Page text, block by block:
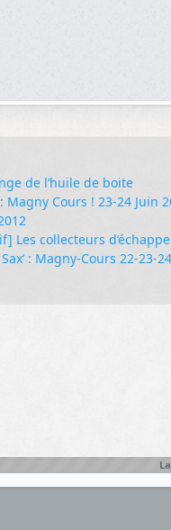
de l’huile de boite
: Magny Cours ! 23-24 Juin
Les collecteurs
: Magny-Cours 22-23-